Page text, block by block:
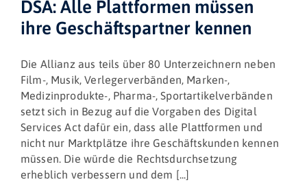
DSA: Alle Plattformen müssen
ihre Geschäftspartner kennen
Die Allianz aus teils über 80 Unterzeichnern neben
Film-, Musik, Verlegerverbänden, Marken-,
Medizinprodukte-, Pharma-, Sportartikelverbänden
setzt sich in Bezug auf die Vorgaben des Digital
Services Act dafür ein, dass alle Plattformen und
nicht nur Marktplätze ihre Geschäftskunden kennen
müssen. Die würde die Rechtsdurchsetzung
erheblich verbessern und dem [...]